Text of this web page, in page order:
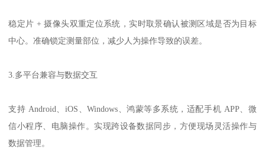
稳定片 +摄像头双重定位系统，实时取景确认被测区域是否为目标
中心。准确锁定测量部位，减少人为操作导致的误差。
3. 多平台兼容与数据交互
支持 Android 、iOS 、Windows 、鸿蒙等多系统，适配手机 APP 、微
信小程序、电脑操作。实现跨设备数据同步，方便现场灵活操作与
数据管理。